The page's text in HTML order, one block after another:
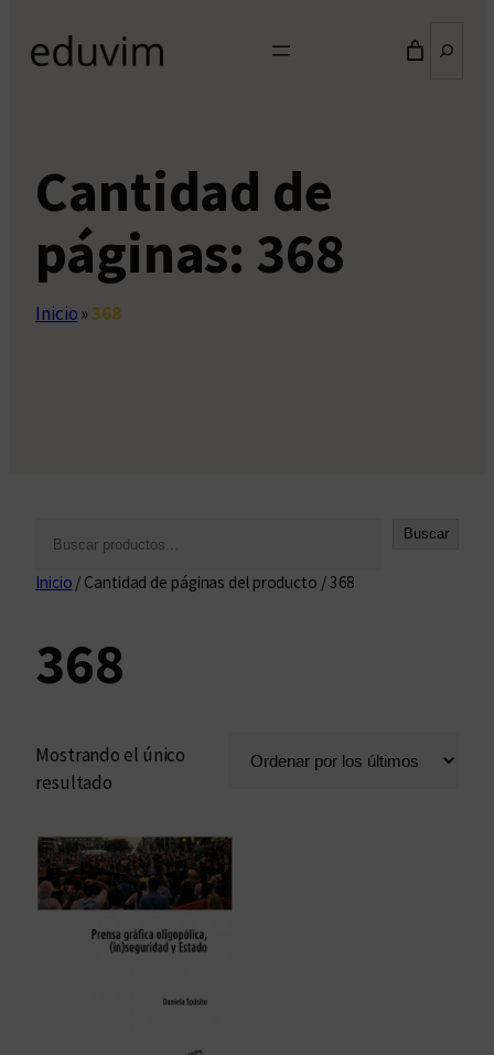
Cantidad de
páginas: 368
Inicio»368
s
a
r
Buscar
Inicio / Cantidad de páginas del producto / 368
368
Mostrando el único
resultado